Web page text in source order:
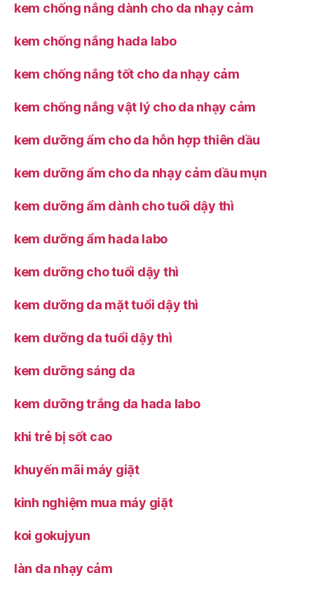
kem chống nắng dành cho da nhạy cảm
kem chống nắng hada labo
kem chống nắng tốt cho da nhạy cảm
kem chống nắng vật lý cho da nhạy cảm
kem dưỡng ẩm cho da hỗn hợp thiên dầu
kem dưỡng ẩm cho da nhạy cảm dầu mụn
kem dưỡng ẩm dành cho tuổi dậy thì
kem dưỡng ẩm hada labo
kem dưỡng cho tuổi dậy thì
kem dưỡng da mặt tuổi dậy thì
kem dưỡng da tuổi dậy thì
kem dưỡng sáng da
kem dưỡng trắng da hada labo
khi trẻ bị sốt cao
khuyến mãi máy giặt
kinh nghiệm mua máy giặt
koi gokujyun
làn da nhạy cảm